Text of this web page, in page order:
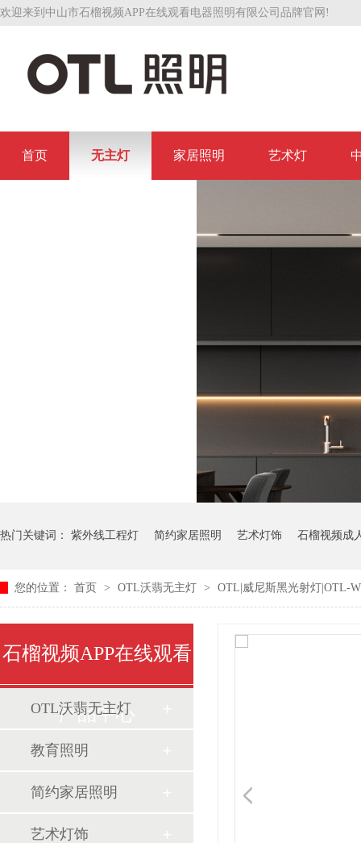
欢迎来到中山市石榴视频APP在线观看电器照明有限公司品牌官网!
首页 无主灯 家居照明 艺术灯
热门关键词： 紫外线工程灯 简约家居照明 艺术灯饰 石榴视频成
您的位置： 首页 > OTL沃翡无主灯 > OTL|威尼斯黑光射灯|OTL-
石榴视频APP在线观看
产品中心
OTL沃翡无主灯
教育照明
简约家居照明
艺术灯饰